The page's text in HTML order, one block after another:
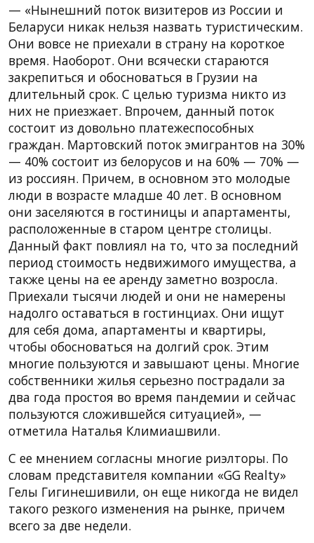
— «Нынешний поток визитеров из России и
Беларуси никак нельзя назвать туристическим.
Они вовсе не приехали в страну на короткое
время. Наоборот. Они всячески стараются
закрепиться и обосноваться в Грузии на
длительный срок. С целью туризма никто из
них не приезжает. Впрочем, данный поток
состоит из довольно платежеспособных
граждан. Мартовский поток эмигрантов на 30%
— 40% состоит из белорусов и на 60% — 70% —
из россиян. Причем, в основном это молодые
люди в возрасте младше 40 лет. В основном
они заселяются в гостиницы и апартаменты,
расположенные в старом центре столицы.
Данный факт повлиял на то, что за последний
период стоимость недвижимого имущества, а
также цены на ее аренду заметно возросла.
Приехали тысячи людей и они не намерены
надолго оставаться в гостинциах. Они ищут
для себя дома, апартаменты и квартиры,
чтобы обосноваться на долгий срок. Этим
многие пользуются и завышают цены. Многие
собственники жилья серьезно пострадали за
два года простоя во время пандемии и сейчас
пользуются сложившейся ситуацией», —
отметила Наталья Климиашвили.
С ее мнением согласны многие риэлторы. По
словам представителя компании «GG Realty»
Гелы Гигинешивили, он еще никогда не видел
такого резкого изменения на рынке, причем
всего за две недели.